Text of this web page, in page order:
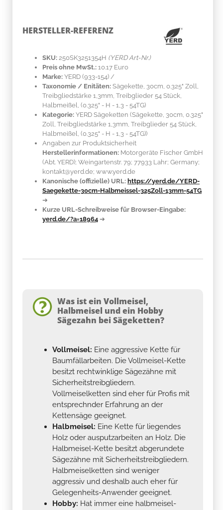
HERSTELLER-REFERENZ
SKU: 250SK3251354H (YERD Art-Nr.)
Preis ohne MwSt.: 10.17 Euro
Marke: YERD (933-154) /
Taxonomie / Enitäten: Sägekette, 30cm, 0.325" Zoll,
Treibgliedstärke 1,3mm, Treibglieder 54 Stück,
Halbmeißel, (0.325" - H - 1,3 - 54TG)
Kategorie: YERD Sägeketten (Sägekette, 30cm, 0.325"
Zoll, Treibgliedstärke 1,3mm, Treibglieder 54 Stück,
Halbmeißel, (0.325" - H - 1,3 - 54TG))
Angaben zur Produktsicherheit
Herstellerinformationen: Motorgeräte Fischer GmbH
(Abt. YERD); Weingartenstr. 79; 77933 Lahr; Germany;
kontakt@yerd.de; www.yerd.de
Kanonische (offizielle) URL: https://yerd.de/YERD-
Saegekette-30cm-Halbmeissel-325Zoll-13mm-54TG
➔
Kurze URL-Schreibweise für Browser-Eingabe:
yerd.de/?a=18964 ➔
Was ist ein Vollmeisel,
Halbmeisel und ein Hobby
Sägezahn bei Sägeketten?
Vollmeisel: Eine aggressive Kette für
Baumfällarbeiten. Die Vollmeisel-Kette
besitzt rechtwinklige Sägezähne mit
Sicherheitstreibgliedern.
Vollmeiselketten sind eher für Profis mit
entsprechnder Erfahrung an der
Kettensäge geeignet.
Halbmeisel: Eine Kette für liegendes
Holz oder ausputzarbeiten an Holz. Die
Halbmeisel-Kette besitzt abgerundete
Sägezähne mit Sicherheitstreibgliedern.
Halbmeiselketten sind weniger
aggressiv und deshalb auch eher für
Gelegenheits-Anwender geeignet.
Hobby: Hat immer eine halbmeisel-